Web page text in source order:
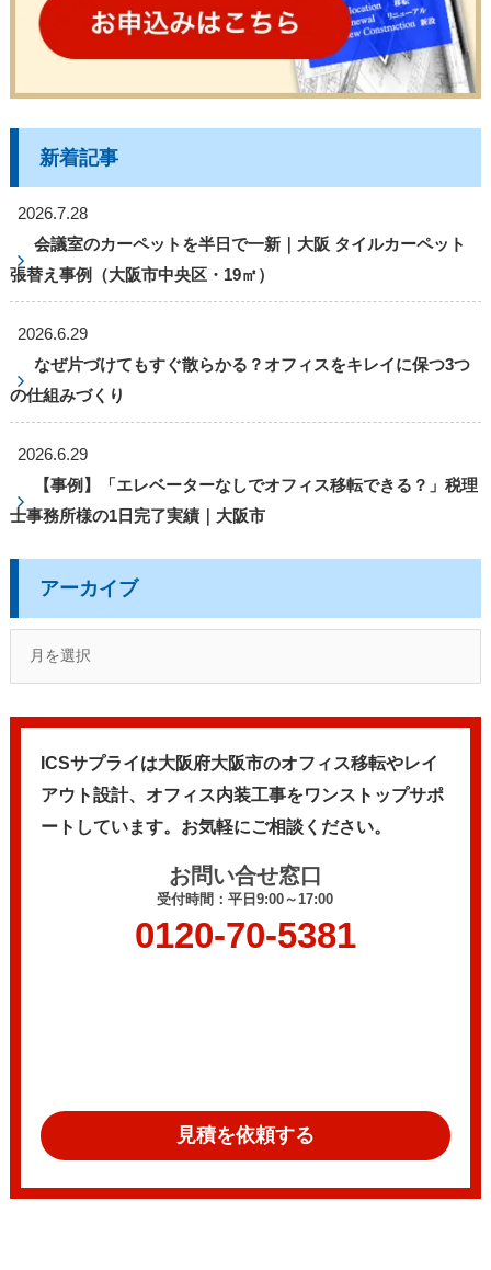
新着記事
2026.7.28
会議室のカーペットを半日で一新｜大阪 タイルカーペット
張替え事例（大阪市中央区・19㎡）
2026.6.29
なぜ片づけてもすぐ散らかる？オフィスをキレイに保つ3つ
の仕組みづくり
2026.6.29
【事例】「エレベーターなしでオフィス移転できる？」税理
士事務所様の1日完了実績｜大阪市
アーカイブ
ICSサプライは大阪府大阪市のオフィス移転やレイ
アウト設計、 オフィス内装工事をワンストップサポ
ートしています。 お気軽にご相談ください。
お問い合せ窓口
受付時間：平日9:00～17:00
0120-70-5381
見積を依頼する